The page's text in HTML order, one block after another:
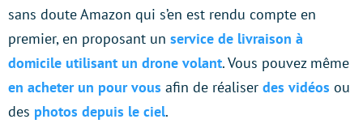
sans doute Amazon qui s’en est rendu compte en
premier, en proposant un service de livraison à
domicile utilisant un drone volant. Vous pouvez même
en acheter un pour vous afin de réaliser des vidéos ou
des photos depuis le ciel.